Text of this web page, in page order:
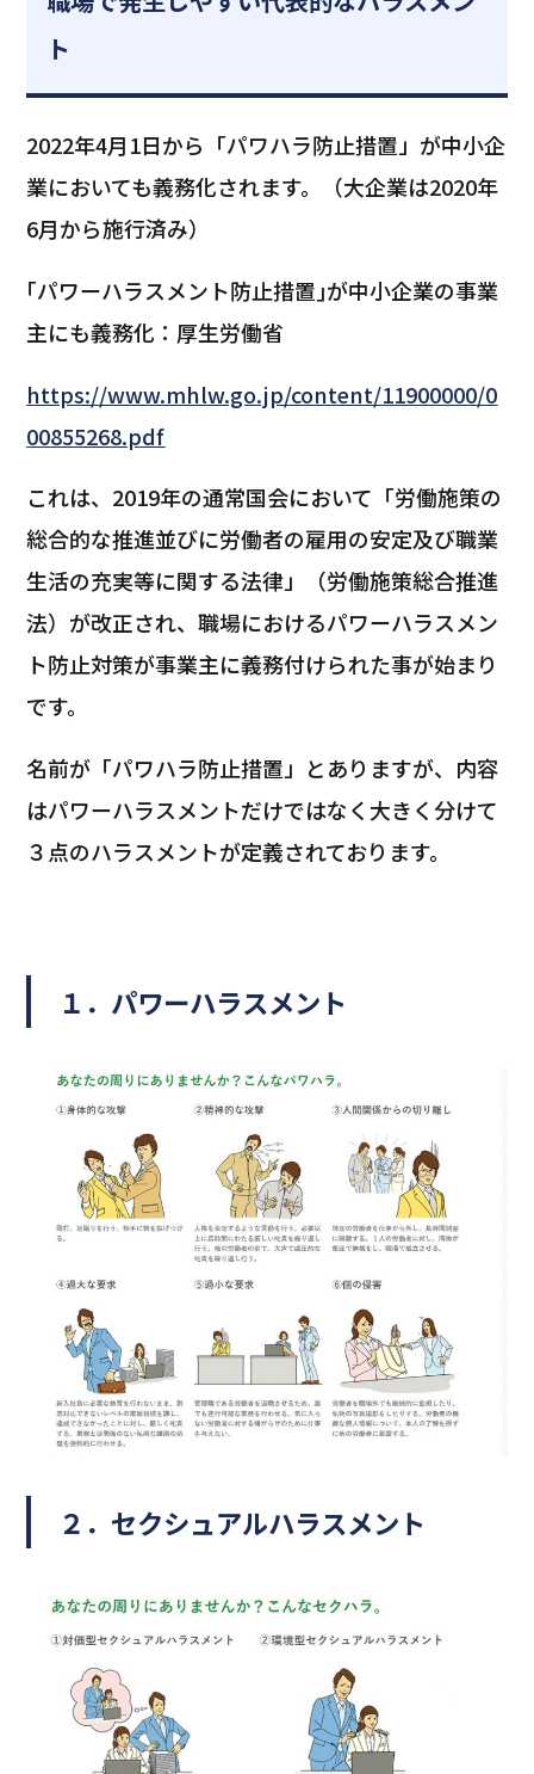
ト
2022年4月1日から「パワハラ防止措置」が中小企
業においても義務化されます。（大企業は2020年
6月から施行済み）
｢パワーハラスメント防止措置｣が中小企業の事業
主にも義務化：厚生労働省
https://www.mhlw.go.jp/content/11900000/0
00855268.pdf
これは、2019年の通常国会において「労働施策の
総合的な推進並びに労働者の雇用の安定及び職業
生活の充実等に関する法律」（労働施策総合推進
法）が改正され、職場におけるパワーハラスメン
ト防止対策が事業主に義務付けられた事が始まり
です。
名前が「パワハラ防止措置」とありますが、内容
はパワーハラスメントだけではなく大きく分けて
３点のハラスメントが定義されております。
１．パワーハラスメント
２．セクシュアルハラスメント